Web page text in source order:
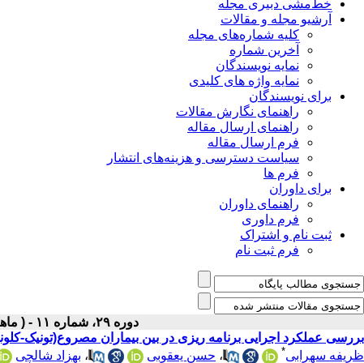
خط‌مشی دبیری مجله
آرشیو مجله و مقالات
کلیه شماره‌های مجله
آخرین شماره
نمایه نویسندگان
نمایه واژه های کلیدی
برای نویسندگان
راهنمای نگارش مقالات
راهنمای ارسال مقاله
فرم ارسال مقاله
سیاست دسترسی و هزینه‌های انتشار
فرم ها
برای داوران
راهنمای داوران
فرم داوری
ثبت نام و اشتراک
فرم ثبت نام
دوره ۲۹، شماره ۱۱ - ( ماهنامه بهمن ۱۳۹۷ )
بررسی عملکرد اجرایی برنامه ریزی در بین بیماران مصروع(تونیک-
ظریفه سهرابی* ، حسن یعقوبی ، بهزاد شالچی